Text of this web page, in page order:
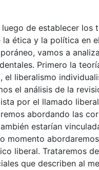
de establecer los
la ética y la política en
vamos a
Primero la
el liberalismo
el análisis de la
por el llamado
abordando las
estarían
momento
liberal. Trataremos
que describen al